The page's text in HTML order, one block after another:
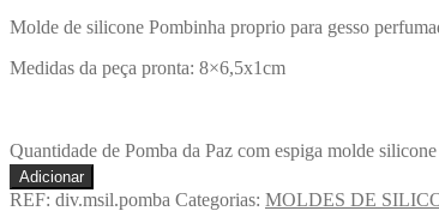
Molde de silicone Pombinha proprio para gesso
Medidas da peça pronta: 8×6,5x1cm
Quantidade de Pomba da Paz com espiga molde silicone
Adicionar
REF: div.msil.pomba Categorias: MOLDES DE